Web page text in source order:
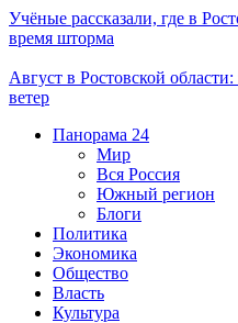
Учёные рассказали, где в
время шторма
Август в Ростовской
ветер
Панорама 24
Мир
Вся Россия
Южный регион
Блоги
Политика
Экономика
Общество
Власть
Культура